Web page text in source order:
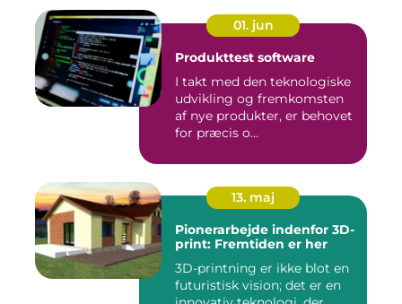
01. jun
Produkttest software
I takt med den teknologiske
udvikling og fremkomsten
af nye produkter, er behovet
for præcis o...
13. maj
Pionerarbejde indenfor 3D-
print: Fremtiden er her
3D-printning er ikke blot en
futuristisk vision; det er en